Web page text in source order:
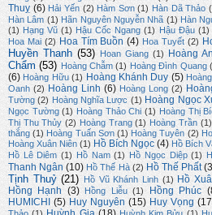
Thuỵ (6) Hải Yến (2) Hàm Sơn (1) Hàn Dã Thảo
Hàn Lâm (1) Hãn Nguyên Nguyễn Nhã (1) Hàn
(1) Hạng Vũ (1) Hậu Cốc Ngang (1) Hậu Đậu (1)
Hoa Mai (2) Hoa Tím Buồn (4) Hoa Tuyết (2)
Huyền Thanh (53) Hoan Giang (1) Hoàng
Chẩm (53) Hoàng Chẫm (1) Hoàng Đình Quang
(6) Hoàng Hữu (1) Hoàng Khánh Duy (5)
Oanh (2) Hoàng Linh (6) Hoàng Long (2)
Tường (2) Hoàng Nghĩa Lược (1) Hoàng Ngọc
Ngọc Tường (1) Hoàng Thảo Chi (1) Hoàng Thị
Thị Thu Thủy (2) Hoàng Trang (1) Hoàng Trần (1)
thắng (1) Hoàng Tuấn Sơn (1) Hoàng Tuyên (2)
Hoàng Xuân Niên (1) Hồ Bích Ngọc (4) Hồ Bích
Hồ Lê Diêm (1) Hồ Nam (1) Hồ Ngọc Diệp (1)
Thanh Ngân (10) Hồ Thế Hà (2) Hồ Thế Phất
Tịnh Thuỷ (21) Hồ Vũ Khánh Linh (1) Hồ
Hồng Hạnh (3) Hồng Liễu (1) Hồng Phúc
HUMICHI (5) Huy Nguyên (15) Huy Vọng